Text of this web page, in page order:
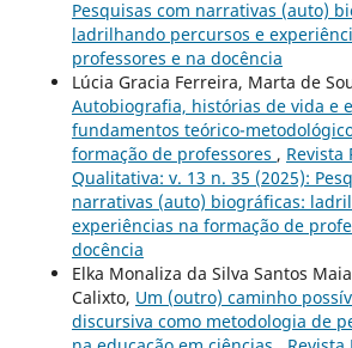
Pesquisas com narrativas (auto)
ladrilhando percursos e
professores e na docência
Lúcia Gracia Ferreira, Marta de
Autobiografia, histórias de vida e
fundamentos teórico-
formação de professores , Revista
Qualitativa: v. 13 n. 35 (2025):
narrativas (auto) biográficas:
experiências na formação de
docência
Elka Monaliza da Silva Santos
Calixto, Um (outro) caminho
discursiva como metodologia de